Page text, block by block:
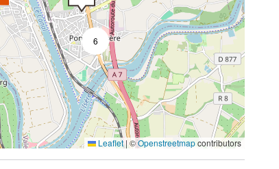
6
Leaflet | ©Openstreetmapcontributors